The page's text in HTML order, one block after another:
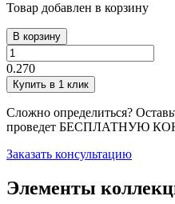
Товар добавлен в корзину
В корзину
0.270
Купить в 1 клик
Сложно определиться?
проведет БЕСПЛАТНУЮ
Заказать консультацию
Элементы